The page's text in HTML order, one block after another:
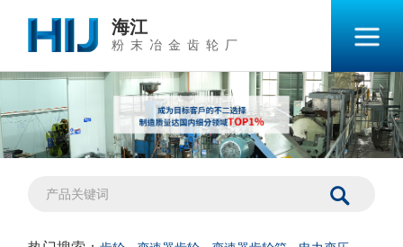
海江
粉末冶金齿轮厂